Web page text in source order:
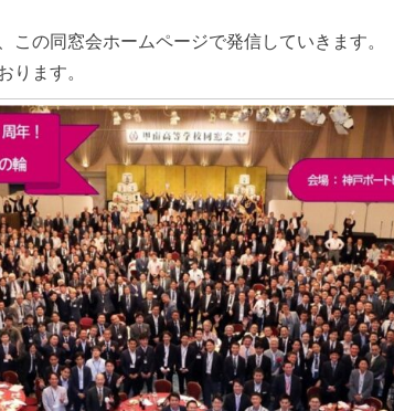
の同窓会ホームページで発信していきます。
ます。